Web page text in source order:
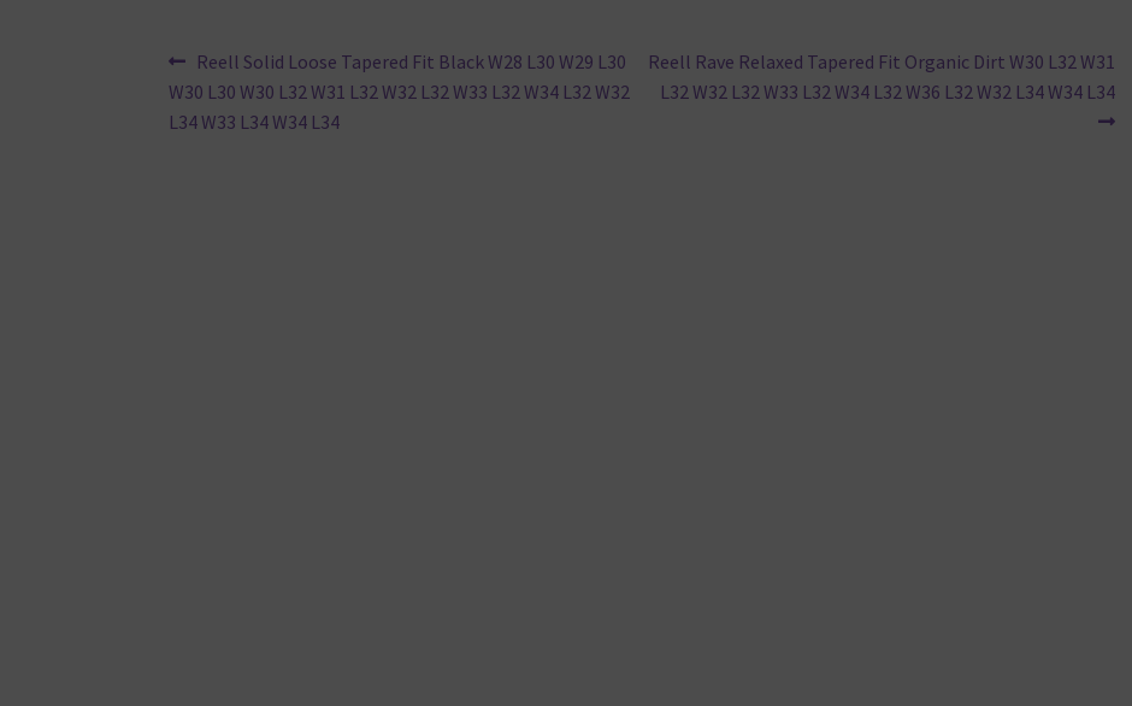
Beitragsnavigation
Vorheriger
Beitrag:
Reell Solid Loose Tapered Fit Black W28 L30 W29 L30
W30 L30 W30 L32 W31 L32 W32 L32 W33 L32 W34 L32 W32
L34 W33 L34 W34 L34
Nächster
Beitrag:
Reell Rave Relaxed Tapered Fit Organic Dirt W30 L32 W31
L32 W32 L32 W33 L32 W34 L32 W36 L32 W32 L34 W34 L34